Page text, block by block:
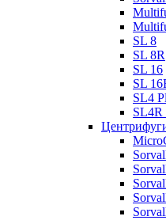
SL 8
SL 8R
SL 16
SL
SL4
SL4R